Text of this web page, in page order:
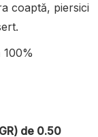
coaptă, piersici
100%
de 0.50